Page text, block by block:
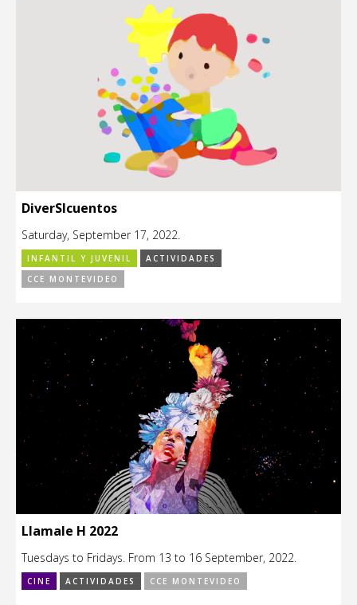
DiverSIcuentos
Saturday, September 17, 2022.
INFANTIL Y JUVENIL
ACTIVIDADES
CCE MONTEVIDEO
Llamale H 2022
Tuesdays to Fridays. From 13 to 16 September, 2022.
CINE ACTIVIDADES CCE MONTEVIDEO